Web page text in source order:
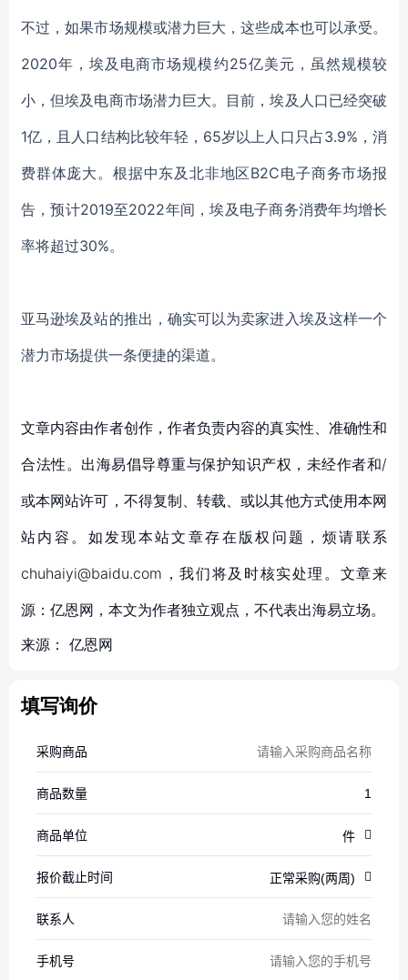
不过，如果市场规模或潜力巨大，这些成本也可以承受。
2020年，埃及电商市场规模约25亿美元，虽然规模较
小，但埃及电商市场潜力巨大。目前，埃及人口已经突破
1亿，且人口结构比较年轻，65岁以上人口只占3.9%，消
费群体庞大。根据中东及北非地区B2C电子商务市场报
告，预计2019至2022年间，埃及电子商务消费年均增长
率将超过30%。
亚马逊埃及站的推出，确实可以为卖家进入埃及这样一个
潜力市场提供一条便捷的渠道。
文章内容由作者创作，作者负责内容的真实性、准确性和
合法性。出海易倡导尊重与保护知识产权，未经作者和/
或本网站许可，不得复制、转载、或以其他方式使用本网
站内容。如发现本站文章存在版权问题，烦请联系
chuhaiyi@baidu.com，我们将及时核实处理。文章来
源：亿恩网，本文为作者独立观点，不代表出海易立场。
来源： 亿恩网
填写询价